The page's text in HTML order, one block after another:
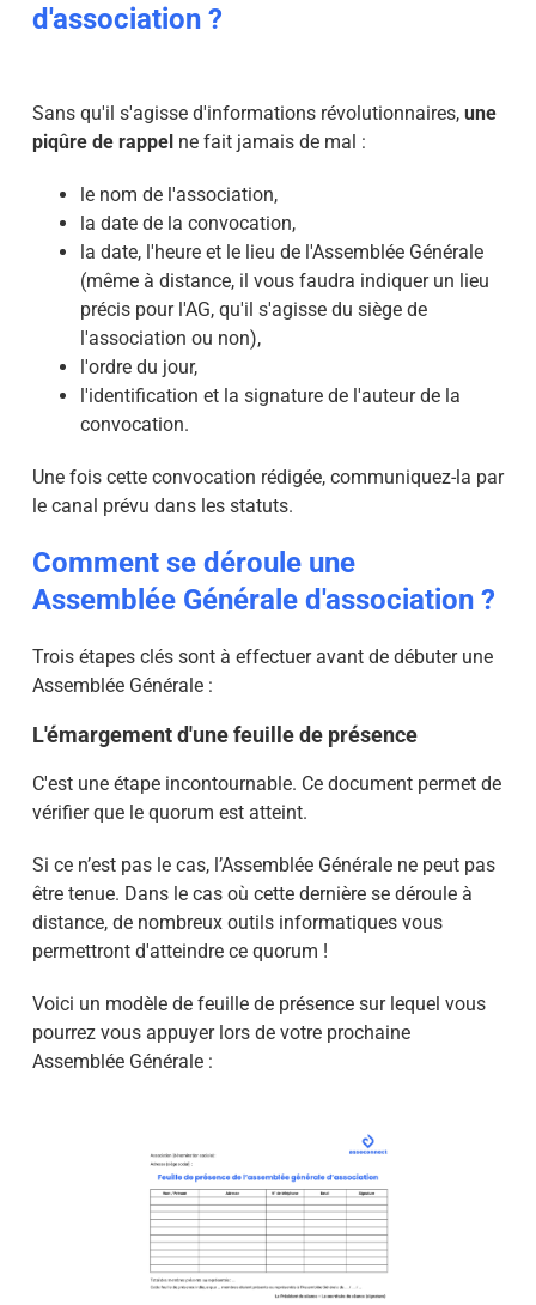
d'association ?
Sans qu'il s'agisse d'informations révolutionnaires, une
piqûre de rappelne fait jamais de mal :
le nom de l'association,
la date de la convocation,
la date, l'heure et le lieu de l'Assemblée Générale
(même à distance, il vous faudra indiquer un lieu
précis pour l'AG, qu'il s'agisse du siège de
l'association ou non),
l'ordre du jour,
l'identification et la signature de l'auteur de la
convocation.
Une fois cette convocation rédigée, communiquez-la par
le canal prévu dans les statuts.
Comment se déroule une
Assemblée Générale d'association ?
Trois étapes clés sont à effectuer avant de débuter une
Assemblée Générale :
L'émargement d'une feuille de présence
C'est une étapeincontournable. Ce document permet de
vérifier que le quorum est atteint.
Si ce n’est pas le cas, l’Assemblée Générale ne peut pas
être tenue. Dans le cas où cette dernière se déroule à
distance, de nombreux outils informatiques vous
permettront d'atteindre ce quorum !
Voici un modèle de feuille de présencesur lequel vous
pourrez vous appuyer lors de votre prochaine
Assemblée Générale :